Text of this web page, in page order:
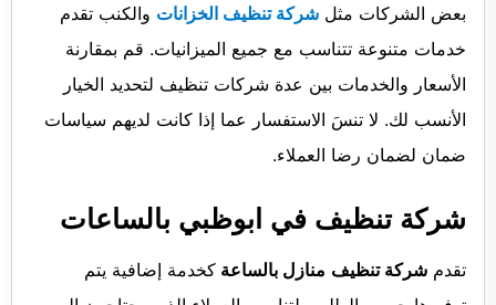
بعض الشركات مثل شركة تنظيف الخزانات والكنب تقدم
خدمات متنوعة تتناسب مع جميع الميزانيات. قم بمقارنة
الأسعار والخدمات بين عدة شركات تنظيف لتحديد الخيار
الأنسب لك. لا تنسَ الاستفسار عما إذا كانت لديهم سياسات
ضمان لضمان رضا العملاء.
شركة تنظيف في ابوظبي بالساعات
تقدم شركة تنظيف منازل بالساعة كخدمة إضافية يتم